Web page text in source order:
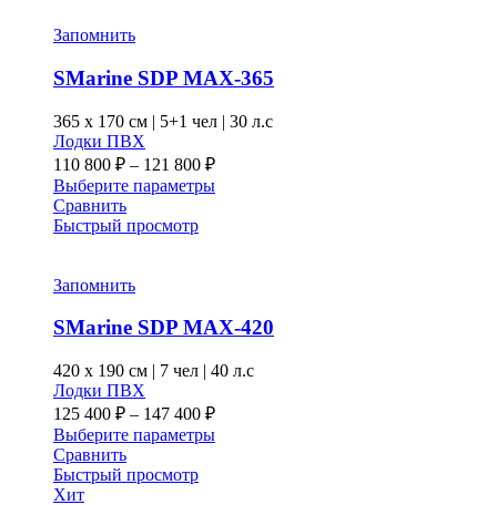
Запомнить
SMarine SDP MAX-365
365 x 170 см | 5+1 чел | 30 л.с
Лодки ПВХ
110 800 ₽ – 121 800 ₽Диапазон
цен:
Выберите параметрыЭтот
выбрать
странице
Сравнить
Быстрый просмотр
Запомнить
SMarine SDP MAX-420
420 x 190 см | 7 чел | 40 л.с
Лодки ПВХ
125 400 ₽ – 147 400 ₽Диапазон
цен:
Выберите параметрыЭтот
Сравнить
Быстрый просмотр
Хит